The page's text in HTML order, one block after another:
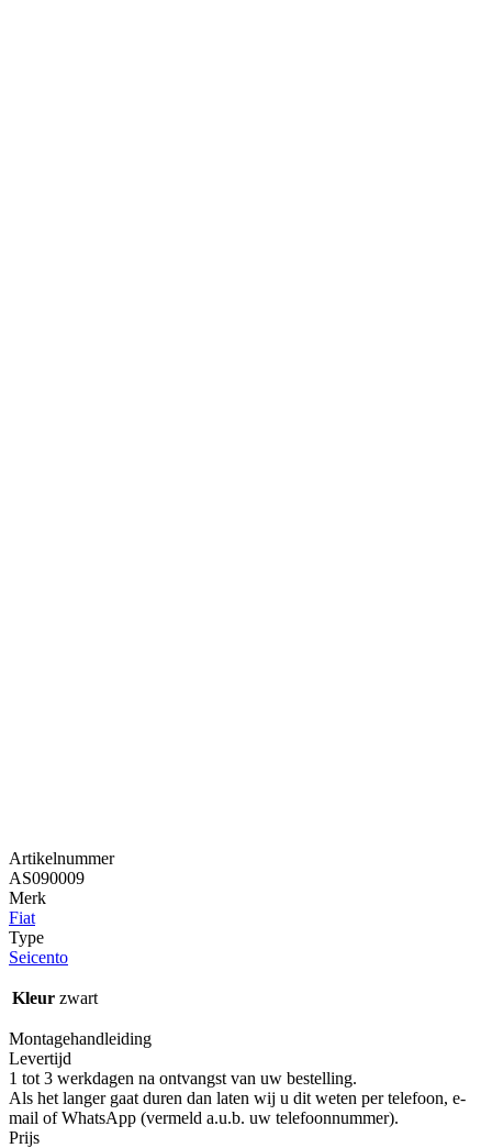
Artikelnummer
AS090009
Merk
Fiat
Type
Seicento
Kleur zwart
Montagehandleiding
Levertijd
1 tot 3 werkdagen na ontvangst van uw bestelling.
Als het langer gaat duren dan laten wij u dit weten per telefoon, e-
mail of WhatsApp (vermeld a.u.b. uw telefoonnummer).
Prijs